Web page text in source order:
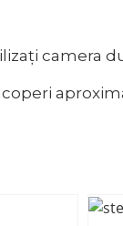
camera